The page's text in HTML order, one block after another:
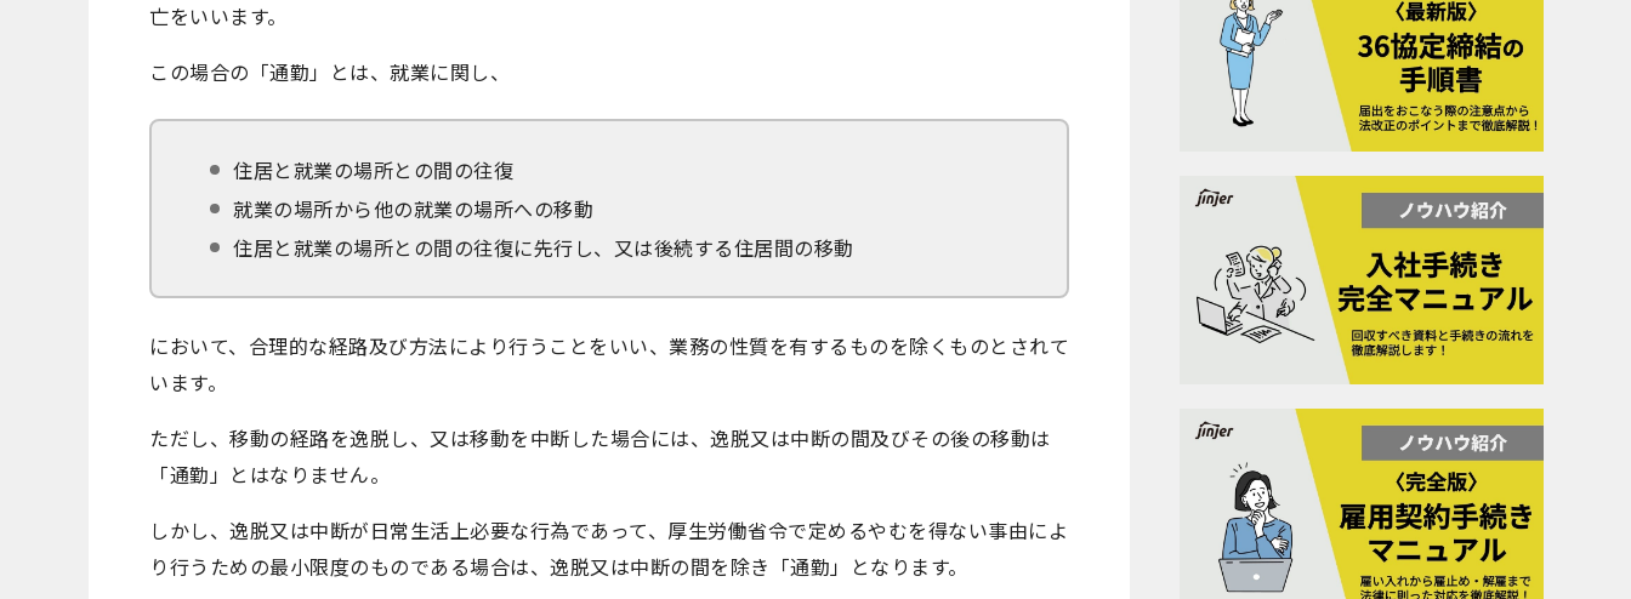
亡をいいます。
この場合の「通勤」とは、就業に関し、
住居と就業の場所との間の往復
就業の場所から他の就業の場所への移動
住居と就業の場所との間の往復に先行し、又は後続する住居間の移動
において、合理的な経路及び方法により行うことをいい、業務の性質を有するものを除くものとされて
います。
ただし、移動の経路を逸脱し、又は移動を中断した場合には、逸脱又は中断の間及びその後の移動は
「通勤」とはなりません。
しかし、逸脱又は中断が日常生活上必要な行為であって、厚生労働省令で定めるやむを得ない事由によ
り行うための最小限度のものである場合は、逸脱又は中断の間を除き「通勤」となります。